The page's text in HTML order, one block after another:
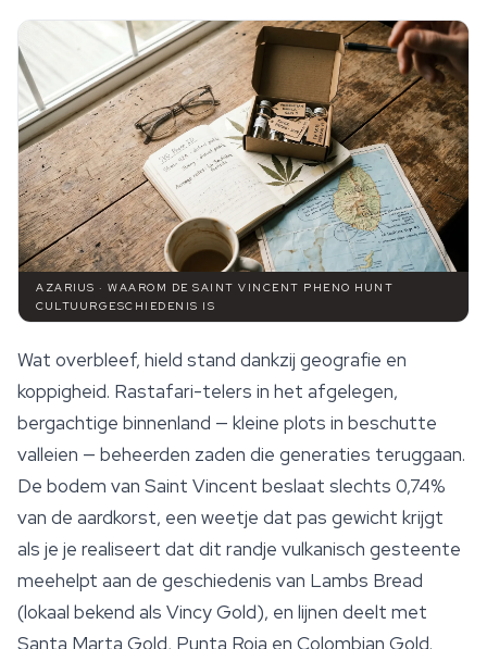
AZARIUS · WAAROM DE SAINT VINCENT PHENO HUNT
CULTUURGESCHIEDENIS IS
Wat overbleef, hield stand dankzij geografie en
koppigheid. Rastafari-telers in het afgelegen,
bergachtige binnenland — kleine plots in beschutte
valleien — beheerden zaden die generaties teruggaan.
De bodem van Saint Vincent beslaat slechts 0,74%
van de aardkorst, een weetje dat pas gewicht krijgt
als je je realiseert dat dit randje vulkanisch gesteente
meehelpt aan de geschiedenis van Lambs Bread
(lokaal bekend als Vincy Gold), en lijnen deelt met
Santa Marta Gold, Punta Roja en Colombian Gold.